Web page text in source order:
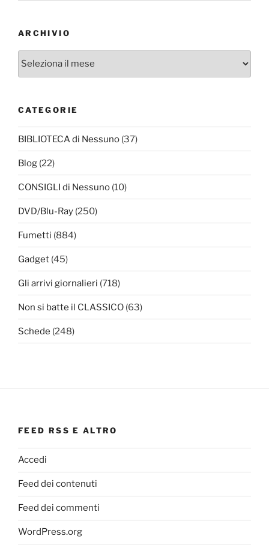
ARCHIVIO
Archivio
CATEGORIE
BIBLIOTECA di Nessuno (37)
Blog (22)
CONSIGLI di Nessuno (10)
DVD/Blu-Ray (250)
Fumetti (884)
Gadget (45)
Gli arrivi giornalieri (718)
Non si batte il CLASSICO (63)
Schede (248)
FEED RSS E ALTRO
Accedi
Feed dei contenuti
Feed dei commenti
WordPress.org